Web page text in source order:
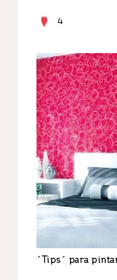
4
´Tips´ para